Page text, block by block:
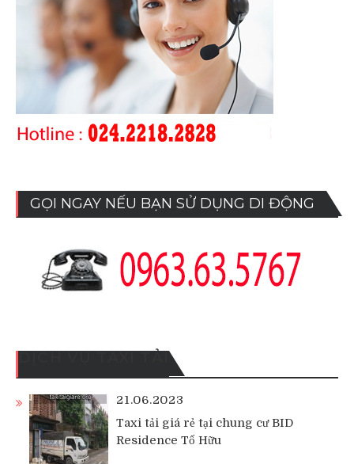
GỌI NGAY NẾU BẠN SỬ DỤNG DI ĐỘNG
21.06.2023
Taxi tải giá rẻ tại chung cư BID
Residence Tố Hữu